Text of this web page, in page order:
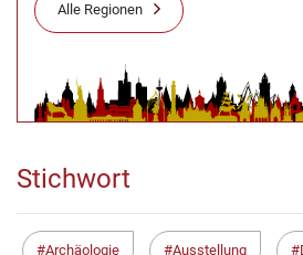
Alle Regionen
Stichwort
Archäologie Ausstellung